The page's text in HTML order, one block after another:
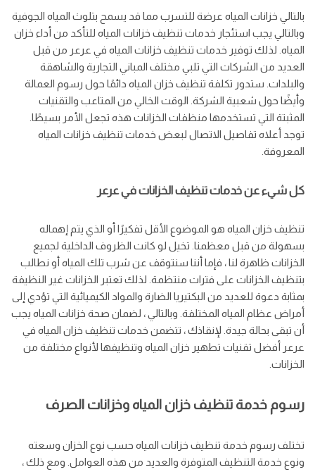
بالتالي خزانات المياه عرضة للتسرب مما قد يسمح بتلوث المياه الجوفية
وبالتالي يجب استئجار خدمات تنظيف خزانات المياه للتأكد من أداء خزان
المياه. لذلك توفير خدمات تنظيف خزانات المياه في عرعر من قبل
العديد من الشركات التي تلبي مختلف المباني التجارية والشاهقة
والبلدات. ستدور تكلفة تنظيف خزان المياه دائمًا حول رسوم العمالة
وأيضًا حول شعبية الشركة. الوقت الخالي من المتاعب والتقنيات
المثبتة التي تستخدمها منظفات الخزانات هذه تجعل الأمر بسيطًا.
توجد أعلاه تفاصيل الاتصال لبعض خدمات تنظيف خزانات المياه
المعروفة.
كل شيء عن خدمات تنظيف الخزانات في عرعر
تنظيف خزان المياه هو الموضوع الأقل تفكيرًا أو الذي يتم إهماله
بسهولة من قبل معظمنا. تخيل لو كانت الظروف الداخلية لجميع
الخزانات ظاهرة لنا ، فإما أننا سنتوقف عن شرب تلك المياه أو نطالب
بتنظيف الخزانات على فترات منتظمة. لذلك تعتبر الخزانات غير النظيفة
بمثابة دعوة للعديد من البكتيريا الضارة والمواد الكيميائية التي تؤدي إلى
أمراض عظام المياه المختلفة. وبالتالي ، لضمان صحة خزانات المياه يجب
أن تبقى بحالة جيدة. لإنقاذك ، تتضمن خدمات تنظيف خزان المياه في
عرعر أفضل تقنيات تطهير خزان المياه وتنظيفها لأنواع مختلفة من
الخزانات.
رسوم خدمة تنظيف خزان المياه وخزانات الصرف
تختلف رسوم خدمة تنظيف خزانات المياه حسب نوع الخزان وسعته
ونوع خدمة التنظيف المتوفرة والعديد من هذه العوامل. ومع ذلك ،